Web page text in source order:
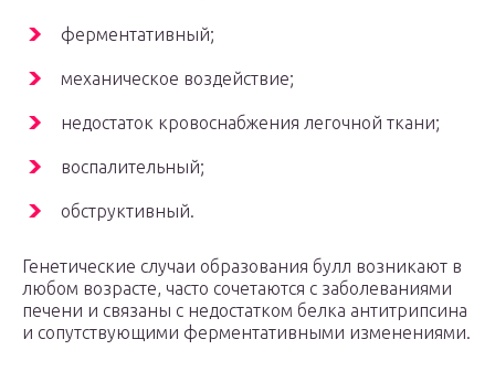
ферментативный;
механическое воздействие;
недостаток кровоснабжения легочной ткани;
воспалительный;
обструктивный.
Генетические случаи образования булл возникают в
любом возрасте, часто сочетаются с заболеваниями
печени и связаны с недостатком белка антитрипсина
и сопутствующими ферментативными изменениями.